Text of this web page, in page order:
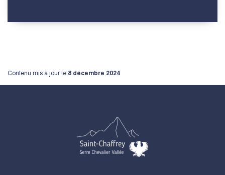
Contenu mis à jour le 8 décembre 2024